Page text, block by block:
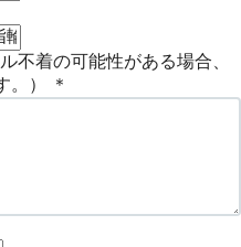
不着の可能性がある場合、
。）
＊